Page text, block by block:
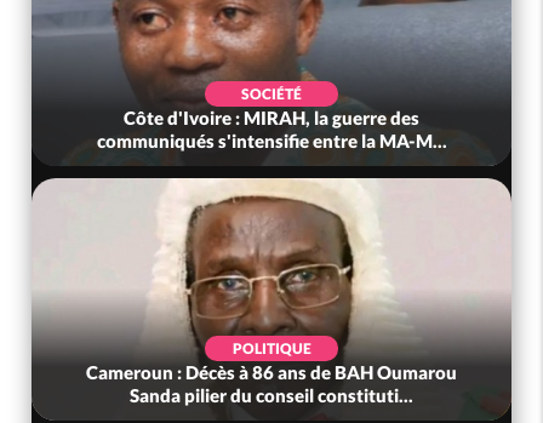
SOCIÉTÉ
Côte d'Ivoire : MIRAH, la guerre des
communiqués s'intensifie entre la MA-M...
POLITIQUE
Cameroun : Décès à 86 ans de BAH Oumarou
Sanda pilier du conseil constituti...